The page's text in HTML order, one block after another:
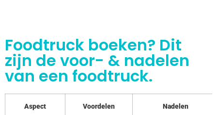
Foodtruck boeken? Dit
zijn de voor- & nadelen
van een foodtruck.
Aspect Voordelen Nadelen